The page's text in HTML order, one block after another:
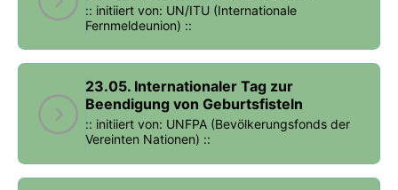
:: initiiert von: UN/ITU (Internationale
Fernmeldeunion) ::
23.05. Internationaler Tag zur
Beendigung von Geburtsfisteln
:: initiiert von: UNFPA (Bevölkerungsfonds der
Vereinten Nationen) ::